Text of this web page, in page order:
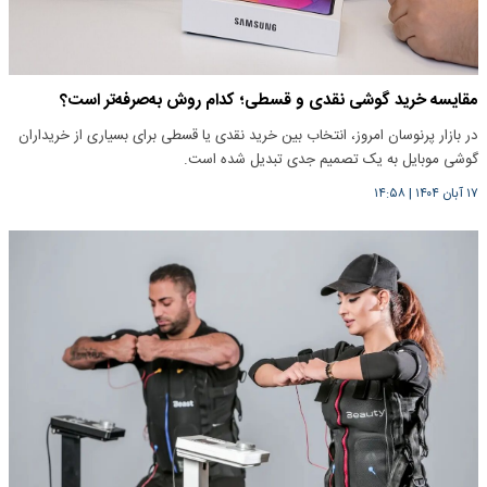
مقایسه خرید گوشی نقدی و قسطی؛ کدام روش به‌صرفه‌تر است؟
در بازار پرنوسان امروز، انتخاب بین خرید نقدی یا قسطی برای بسیاری از خریداران
گوشی موبایل به یک تصمیم جدی تبدیل شده است.
۱۷ آبان ۱۴۰۴ |۱۴:۵۸